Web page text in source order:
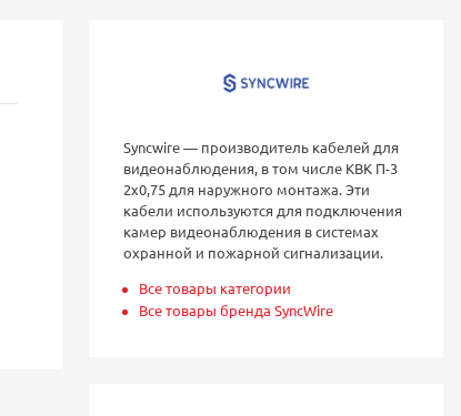
Syncwire — производитель кабелей для
видеонаблюдения, в том числе КВК П-3
2х0,75 для наружного монтажа. Эти
кабели используются для подключения
камер видеонаблюдения в системах
охранной и пожарной сигнализации.
Все товары категории
Все товары бренда SyncWire